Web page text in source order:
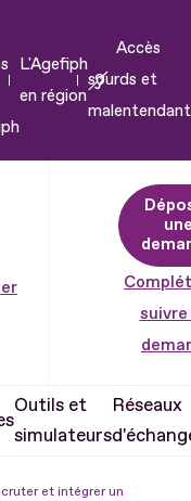
L'Agefiph
en région
Accès
sourds et
suivre
Outils et
simulateurs
Réseaux
et intégrer un